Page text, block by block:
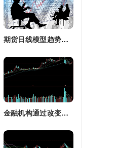
期货日线模型趋势图(期货日线模型趋势图怎么看)
金融机构通过改变持有的股指期货合约(股指期货合约最长持有多久)